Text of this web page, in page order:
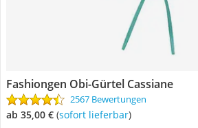
Fashiongen Obi-Gürtel Cassiane
2567 Bewertungen
ab 35,00 € ( Sofort lieferbar)